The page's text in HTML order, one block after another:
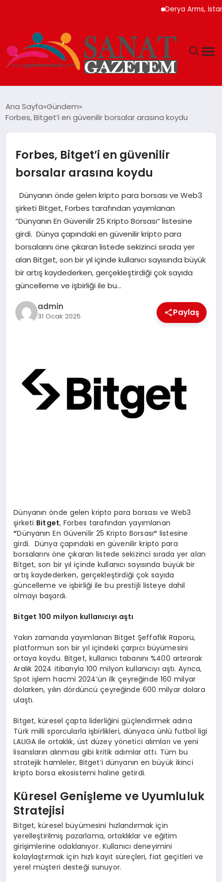
Derya Arms,
TEKNOLOJI
SIYASET
SPOR
YAŞAM
EKONOMI
SAĞLIK
DÜNYA
EĞITIM
Ana Sayfa Gündem
Forbes, Bitget’i en güvenilir borsalar arasına koydu
Forbes, Bitget’i en güvenilir
borsalar arasına koydu
Dünyanın önde gelen kripto para borsası ve Web3
şirketi Bitget, Forbes tarafından yayımlanan
“Dünyanın En Güvenilir 25 Kripto Borsası“ listesine
girdi. Dünya çapındaki en güvenilir kripto para
borsalarını öne çıkaran listede sekizinci sırada yer
alan Bitget, son bir yıl içinde kullanıcı sayısında büyük
bir artış kaydederken, gerçekleştirdiği çok sayıda
güncelleme ve işbirliği ile bu…
admin
31 Ocak 2025 Paylaş
Dünyanın önde gelen kripto para borsası ve Web3
şirketi Bitget, Forbes tarafından yayımlanan
“Dünyanın En Güvenilir 25 Kripto Borsası“ listesine
girdi. Dünya çapındaki en güvenilir kripto para
borsalarını öne çıkaran listede sekizinci sırada yer alan
Bitget, son bir yıl içinde kullanıcı sayısında büyük bir
artış kaydederken, gerçekleştirdiği çok sayıda
güncelleme ve işbirliği ile bu prestijli listeye dahil
olmayı başardı.
Bitget 100 milyon kullanıcıyı aştı
Yakın zamanda yayımlanan Bitget Şeffaflık Raporu,
platformun son bir yıl içindeki çarpıcı büyümesini
ortaya koydu. Bitget, kullanıcı tabanını %400 artırarak
Aralık 2024 itibarıyla 100 milyon kullanıcıyı aştı. Ayrıca,
Spot işlem hacmi 2024’ün ilk çeyreğinde 160 milyar
dolarken, yılın dördüncü çeyreğinde 600 milyar dolara
ulaştı.
Bitget, küresel çapta liderliğini güçlendirmek adına
Türk milli sporcularla işbirlikleri, dünyaca ünlü futbol ligi
LALIGA ile ortaklık, üst düzey yönetici alımları ve yeni
lisansların alınması gibi kritik adımlar attı. Tüm bu
stratejik hamleler, Bitget’i dünyanın en büyük ikinci
kripto borsa ekosistemi haline getirdi.
Küresel Genişleme ve Uyumluluk
Stratejisi
Bitget, küresel büyümesini hızlandırmak için
yerelleştirilmiş pazarlama, ortaklıklar ve eğitim
girişimlerine odaklanıyor. Kullanıcı deneyimini
kolaylaştırmak için hızlı kayıt süreçleri, fiat geçitleri ve
yerel müşteri desteği sunuyor.